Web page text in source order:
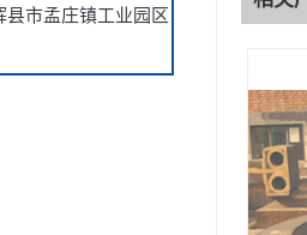
县市孟庄镇工业园区